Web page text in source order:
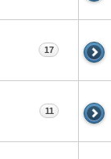
17
11